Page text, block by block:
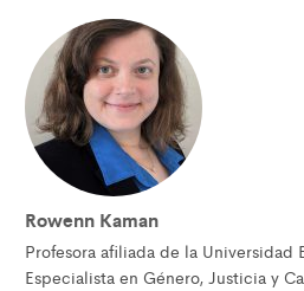
Rowenn Kaman
Profesora afiliada de la Universidad
Especialista en Género, Justicia y